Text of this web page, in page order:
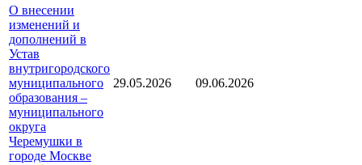
О внесении
изменений и
дополнений в
Устав
внутригородского
муниципального
образования –
муниципального
округа
Черемушки в
городе Москве
29.05.2026 09.06.2026